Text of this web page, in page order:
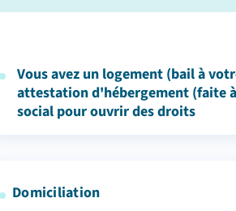
Vous avez un logement (bail à
attestation d'hébergement (faite
social pour ouvrir des droits
Domiciliation